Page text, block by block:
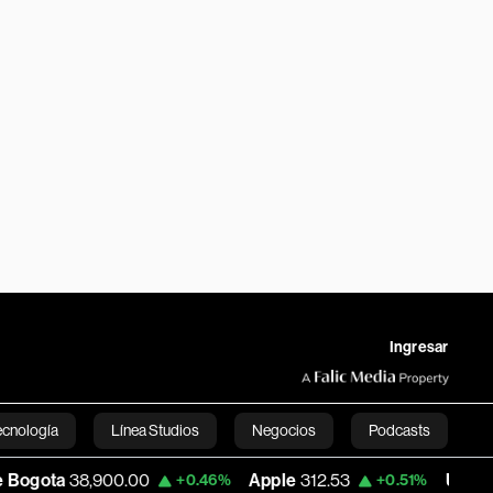
Ingresar
Línea Studios Negocios Podcasts
English
+0.46% Apple 312.53 +0.51% USD COP 3,159.39